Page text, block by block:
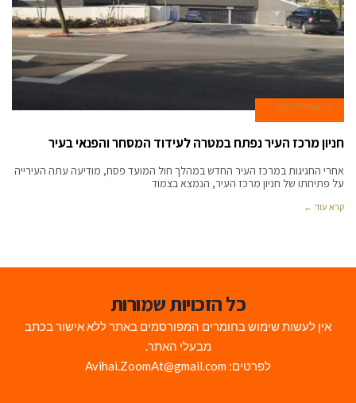
6 באפריל 2021
חניון מרכז העיר נפתח במטרה לעידוד המסחר והפנאי בעיר
אחרי החגיגות במרכז העיר החדש במהלך חול המועד פסח, מודיעה עתה העירייה
על פתיחתו של חניון מרכז העיר, הנמצא בצמוד
קרא עוד ←
כל הזכויות שמורות
אין לעשות שימוש בחומרים המפורסמים באתר ללא אישור בכתב
מבעלי האתר.
לפרטים: Avihai.ZoomAt@gmail.com